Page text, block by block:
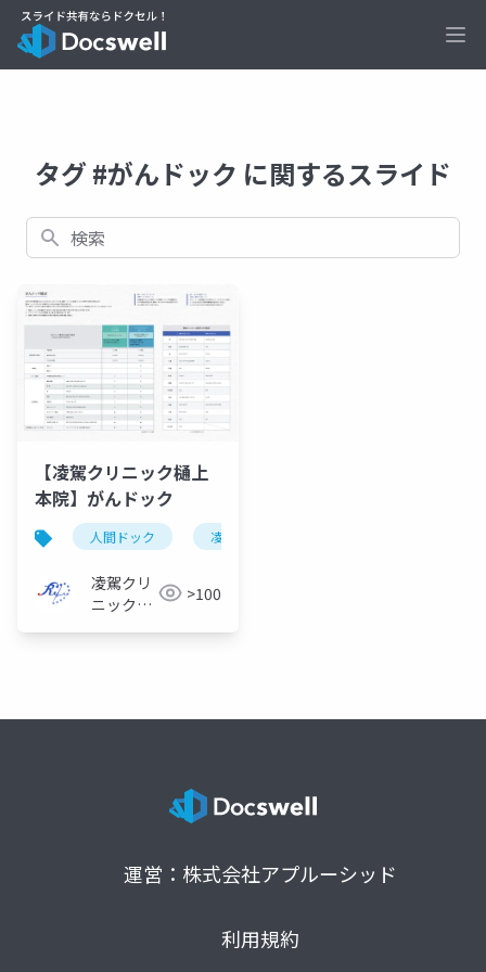
タグ #がんドック に関するスライド
検索
【凌駕クリニック樋上
本院】がんドック
人間ドック 凌駕クリニック樋上本院
凌駕クリ
ニック樋
>100
運営：株式会社アプルーシッド
利用規約